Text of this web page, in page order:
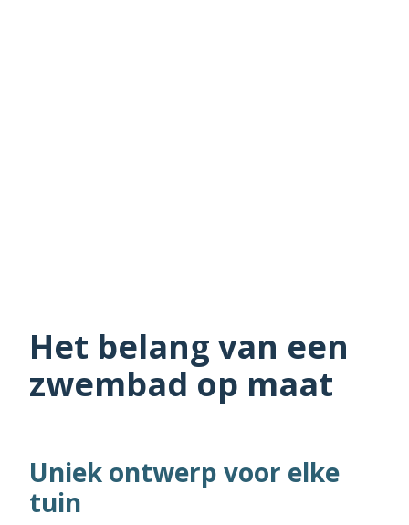
Het belang van een
zwembad op maat
Uniek ontwerp voor elke
tuin